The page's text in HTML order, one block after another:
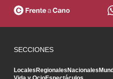
SECCIONES
LocalesRegionalesNacionales